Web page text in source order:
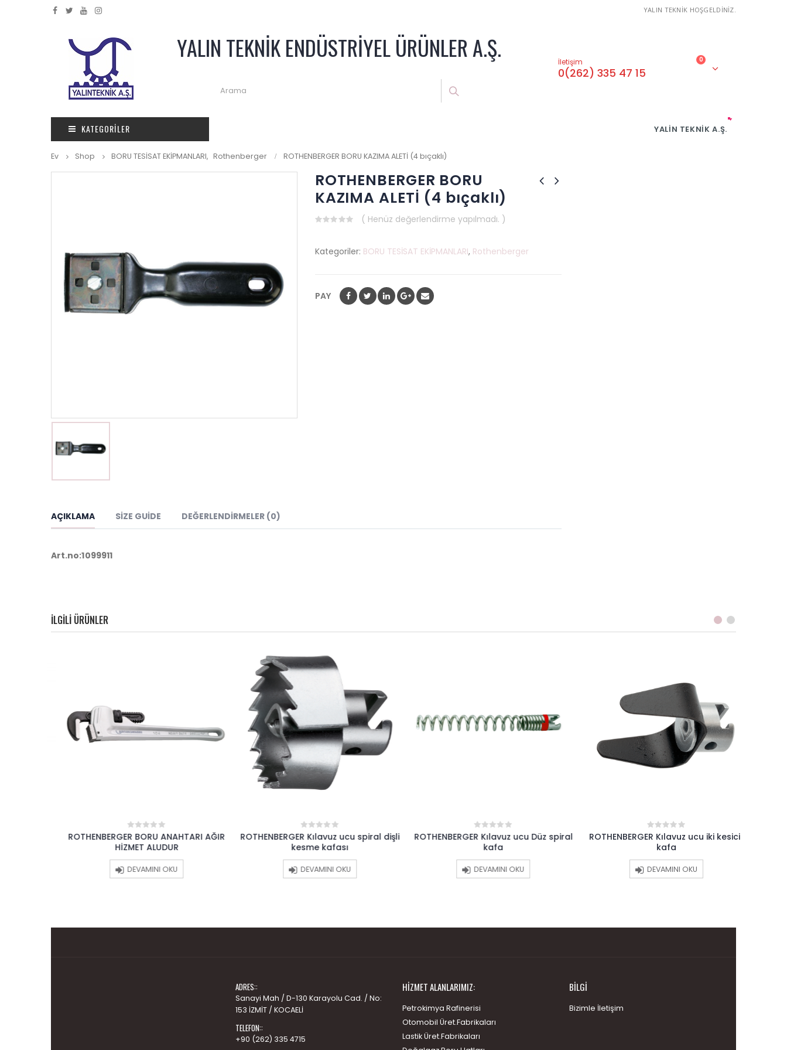
YALIN TEKNİK HOŞGELDİNİZ.
YALIN TEKNİK ENDÜSTRİYEL ÜRÜNLER A.Ş. İletişim
0(262) 335 47 15
0
KATEGORILER YALIN TEKNIK A.Ş.
Ev Shop BORU TESİSAT EKİPMANLARI, Rothenberger ROTHENBERGER BORU KAZIMA ALETİ (4 bıçaklı)
ROTHENBERGER BORU
KAZIMA ALETİ (4 bıçaklı)
5
( Henüz değerlendirme yapılmadı. )
Kategoriler: BORU TESİSAT EKİPMANLARI, Rothenberger
PAY
AÇIKLAMA SIZE GUIDE DEĞERLENDIRMELER (0)
Art.no:1099911
ILGILI ÜRÜNLER
0
out
of
5
ROTHENBERGER BORU ANAHTARI AĞIR
HİZMET ALUDUR
DEVAMINI OKU
0
out
of
5
ROTHENBERGER Kılavuz ucu spiral dişli
kesme kafası
DEVAMINI OKU
0
5
ROTHENBERGER Kılavuz ucu Düz spiral
kafa
DEVAMINI OKU
0
5
ROTHENBERGER Kılavuz ucu iki kesicili
kafa
DEVAMINI OKU
ADRES::
Sanayi Mah / D-130 Karayolu Cad. / No:
153 İZMİT / KOCAELİ
TELEFON::
+90 (262) 335 4715
HIZMET ALANLARIMIZ:
Petrokimya Rafinerisi
Otomobil Üret.Fabrikaları
Lastik Üret.Fabrikaları
BILGI
Bizimle İletişim